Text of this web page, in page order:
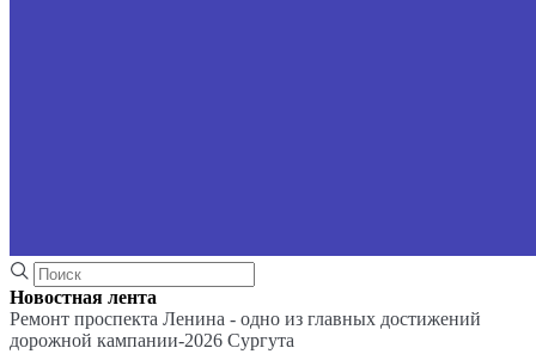
Новостная лента
Ремонт проспекта Ленина - одно из главных достижений
дорожной кампании-2026 Сургута